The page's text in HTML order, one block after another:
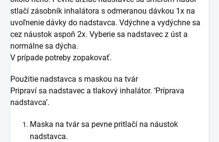
stlačí zásobník inhalátora s odmeranou dávkou 1x na
uvoľnenie dávky do nadstavca. Vdýchne a vydýchne sa
cez náustok aspoň 2x. Vyberie sa nadstavec z úst a
normálne sa dýcha.
V prípade potreby zopakovať.
Použitie nadstavca s maskou na tvár
Pripraví sa nadstavec a tlakový inhalátor. ‘Príprava
nadstavca’.
Maska na tvár sa pevne pritlačí na náustok
nadstavca.